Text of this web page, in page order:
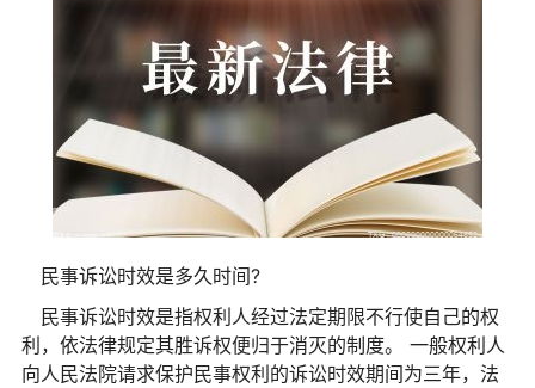
民事诉讼时效是多久时间?
民事诉讼时效是指权利人经过法定期限不行使自己的权
利，依法律规定其胜诉权便归于消灭的制度。 一般权利人
向人民法院请求保护民事权利的诉讼时效期间为三年，法